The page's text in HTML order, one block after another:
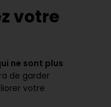
votre
ne sont plus
de garder
votre